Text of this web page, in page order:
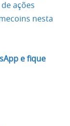
ações
nesta
e fique